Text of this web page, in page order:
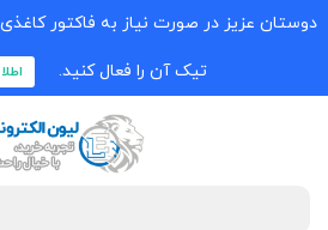
دوستان عزیز در صورت نیاز به فاکتور
تیک آن را فعال کنید.